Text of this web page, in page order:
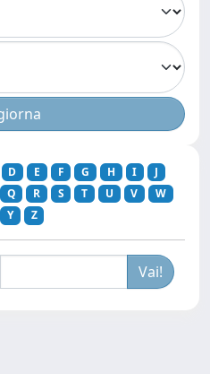
D E F G H I
J
Q R S T U V
W
Y Z